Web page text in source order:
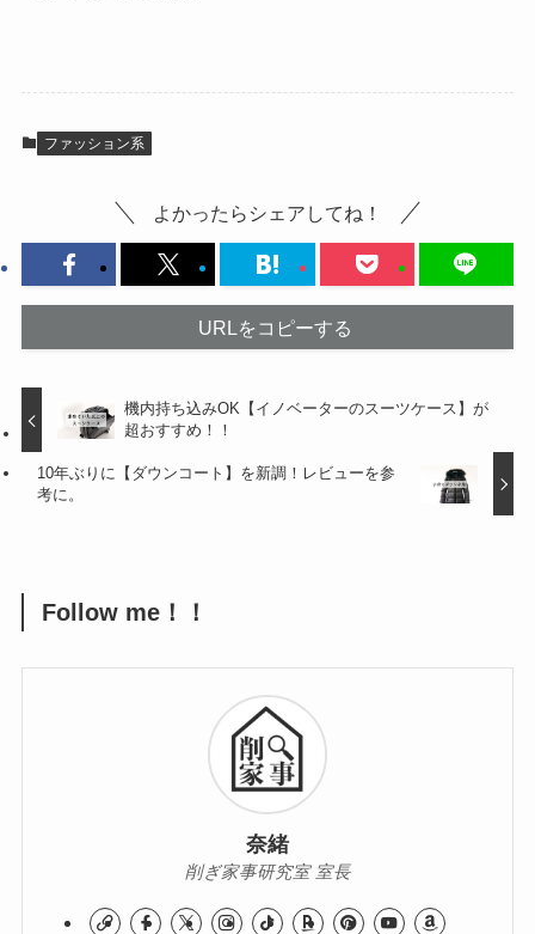
ファッション系
よかったらシェアしてね！
URLをコピーする
機内持ち込みOK【イノベーターのスーツケース】が
超おすすめ！！
10年ぶりに【ダウンコート】を新調！レビューを参
考に。
Follow me！！
奈緒
削ぎ家事研究室 室長